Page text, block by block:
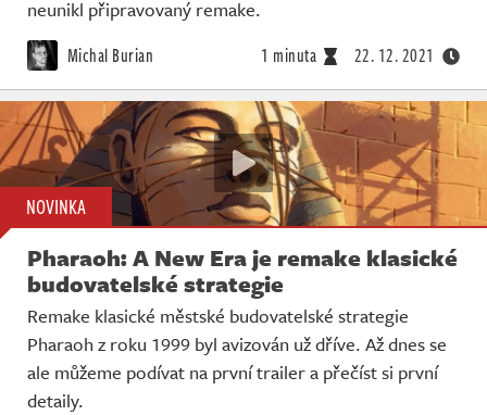
neunikl připravovaný remake.
Michal Burian 1 minuta 22. 12. 2021
NOVINKA
Pharaoh: A New Era je remake klasické
budovatelské strategie
Remake klasické městské budovatelské strategie
Pharaoh z roku 1999 byl avizován už dříve. Až dnes se
ale můžeme podívat na první trailer a přečíst si první
detaily.